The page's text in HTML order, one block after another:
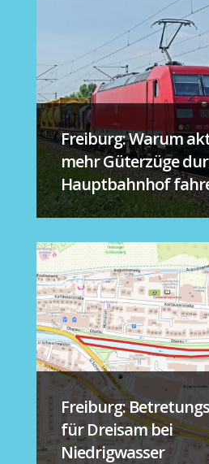
Freiburg: Warum
mehr Güterzüge
Hauptbahnhof
Freiburg:
für Dreisam bei
Niedrigwasser